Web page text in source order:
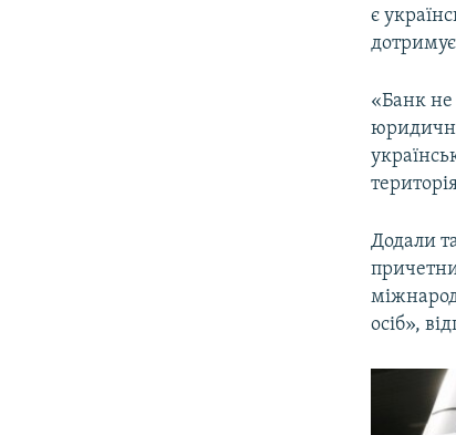
є
«Банк не
Додали
осіб»,